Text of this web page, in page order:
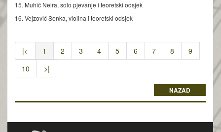
15. Muhić Neira, solo pjevanje i teoretski odsjek
16. Vejzović Senka, violina i teoretski odsjek
|< 1 2 3 4 5 6 7 8
9
10
>|
NAZAD